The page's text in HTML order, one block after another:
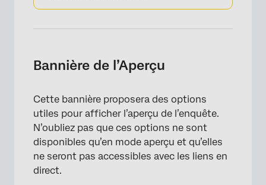
Bannière de l’Aperçu
Cette bannière proposera des options
utiles pour afficher l’aperçu de l’enquête.
N’oubliez pas que ces options ne sont
disponibles qu’en mode aperçu et qu’elles
ne seront pas accessibles avec les liens en
direct.